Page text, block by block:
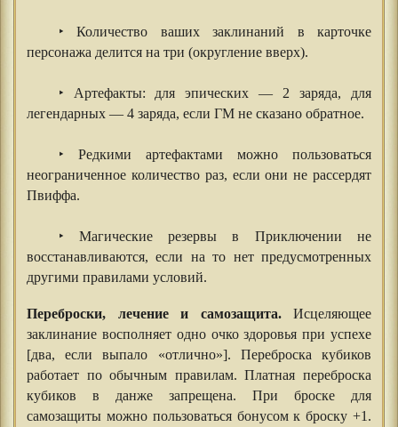
‣ Количество ваших заклинаний в карточке
персонажа делится на три (округление вверх).
‣ Артефакты: для эпических — 2 заряда, для
легендарных — 4 заряда, если ГМ не сказано обратное.
‣ Редкими артефактами можно пользоваться
неограниченное количество раз, если они не рассердят
Пвиффа.
‣ Магические резервы в Приключении не
восстанавливаются, если на то нет предусмотренных
другими правилами условий.
Переброски, лечение и самозащита.Исцеляющее
заклинание восполняет одно очко здоровья при успехе
[два, если выпало «отлично»]. Переброска кубиков
работает по обычным правилам. Платная переброска
кубиков в данже запрещена. При броске для
самозащиты можно пользоваться бонусом к броску +1.